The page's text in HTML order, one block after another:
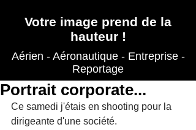
Votre image prend de la
hauteur !
Aérien - Aéronautique- Entreprise-
Reportage
Portrait corporate...
Ce samedi j'étais en shooting pour la
dirigeante d'une société.